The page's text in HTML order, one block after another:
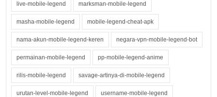
live-mobile-legend marksman-mobile-legend
masha-mobile-legend mobile-legend-cheat-apk
nama-akun-mobile-legend-keren negara-vpn-mobile-legend-bot
permainan-mobile-legend pp-mobile-legend-anime
rilis-mobile-legend savage-artinya-di-mobile-legend
urutan-level-mobile-legend username-mobile-legend